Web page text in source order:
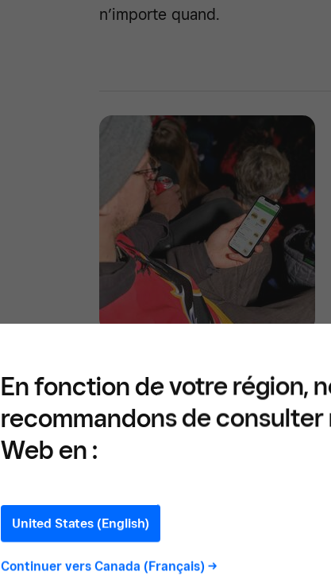
n’importe quand.
Qu’est-ce
Un message de rappel de
envoyé à un client pour lui
Que vous envoyiez un rappel
En fonction de votre région,
recommandons de consulter
Web en :
United States (English)
Continuer vers Canada (Français) ->